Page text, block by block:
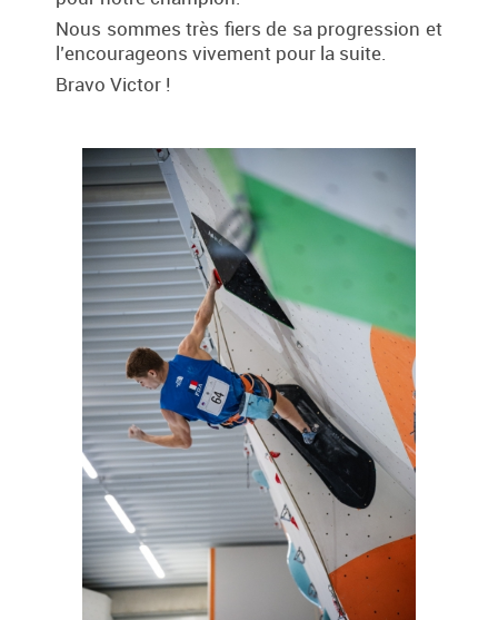
Nous sommes très fiers de sa progression et
l’encourageons vivement pour la suite.
Bravo Victor !